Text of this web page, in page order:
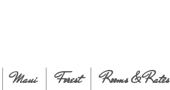
Maui Forest Rooms & Rates